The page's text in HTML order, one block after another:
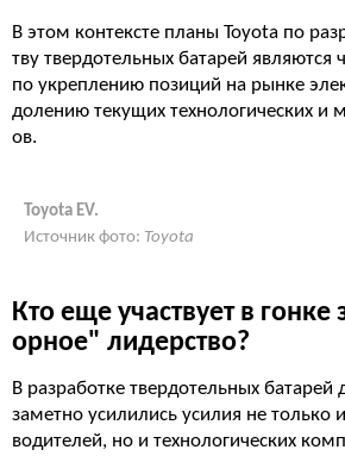
В этом контексте планы Toyota по
тву твердотельных батарей являются
по укреплению позиций на рынке
долению текущих технологических и
ов.
Toyota EV.
Источник фото: Toyota
Кто еще участвует в гонке
орное" лидерство?
В разработке твердотельных
заметно усилились усилия не только
водителей, но и технологических